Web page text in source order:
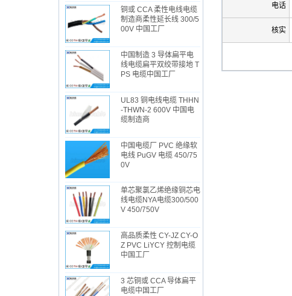
铜或 CCA 柔性电线电缆
制造商柔性延长线 300/5
00V 中国工厂
中国制造 3 导体扁平电
线电缆扁平双绞带接地 T
PS 电缆中国工厂
UL83 铜电线电缆 THHN
-THWN-2 600V 中国电
缆制造商
中国电缆厂 PVC 绝缘软
电线 PuGV 电缆 450/75
0V
单芯聚氯乙烯绝缘铜芯电
线电缆NYA电缆300/500
V 450/750V
高品质柔性 CY-JZ CY-O
Z PVC LiYCY 控制电缆
中国工厂
3 芯铜或 CCA 导体扁平
电缆中国工厂
电话
核实